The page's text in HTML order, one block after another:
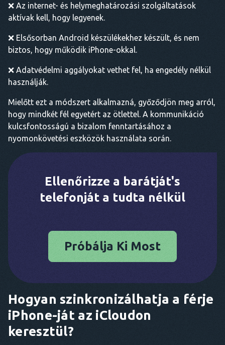
❌ Az internet- és helymeghatározási szolgáltatások
aktívak kell, hogy legyenek.
❌ Elsősorban Android készülékekhez készült, és nem
biztos, hogy működik iPhone-okkal.
❌ Adatvédelmi aggályokat vethet fel, ha engedély nélkül
használják.
Mielőtt ezt a módszert alkalmazná, győződjön meg arról,
hogy mindkét fél egyetért az ötlettel. A kommunikáció
kulcsfontosságú a bizalom fenntartásához a
nyomonkövetési eszközök használata során.
Ellenőrizze a barátját's
telefonját a tudta nélkül
Próbálja Ki Most
Hogyan szinkronizálhatja a férje
iPhone-ját az iCloudon
keresztül?